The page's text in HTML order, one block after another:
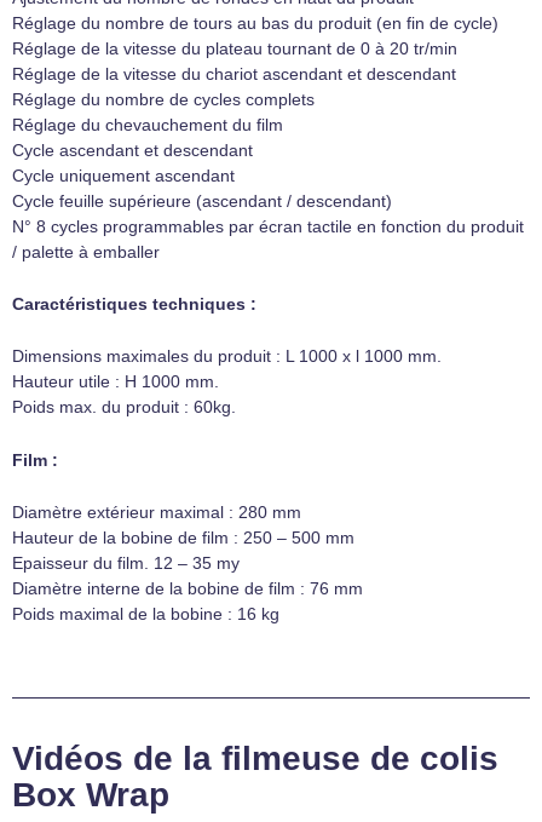
Réglage du nombre de tours au bas du produit (en fin de cycle)
Réglage de la vitesse du plateau tournant de 0 à 20 tr/min
Réglage de la vitesse du chariot ascendant et descendant
Réglage du nombre de cycles complets
Réglage du chevauchement du film
Cycle ascendant et descendant
Cycle uniquement ascendant
Cycle feuille supérieure (ascendant / descendant)
N° 8 cycles programmables par écran tactile en fonction du produit
/ palette à emballer
Caractéristiques techniques :
Dimensions maximales du produit : L 1000 x l 1000 mm.
Hauteur utile : H 1000 mm.
Poids max. du produit : 60kg.
Film :
Diamètre extérieur maximal : 280 mm
Hauteur de la bobine de film : 250 – 500 mm
Epaisseur du film. 12 – 35 my
Diamètre interne de la bobine de film : 76 mm
Poids maximal de la bobine : 16 kg
Vidéos de la filmeuse de colis
Box Wrap